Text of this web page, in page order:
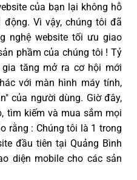
của bạn lại không hỗ
Vì vậy, chúng tôi đã
nghệ website tối ưu giao
phầm của chúng tôi ! Tỷ
tăng mở ra cơ hội mới
với màn hình máy tính,
của người dùng. Giờ đây,
tìm kiếm và mua sắm mọi
rằng : Chúng tôi là 1 trong
đầu tiên tại Quảng Bình
diện mobile cho các sản